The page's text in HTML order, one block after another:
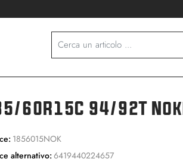
60R15C 94/92T
1856015NOK
alternativo: 6419440224657